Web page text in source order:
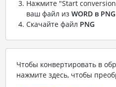
Нажмите "Start
ваш файл из WORD в PNG
Скачайте файл PNG
Чтобы конвертировать в
нажмите здесь, чтобы